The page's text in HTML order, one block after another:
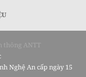
thông ANTT
Nghệ An cấp ngày 15